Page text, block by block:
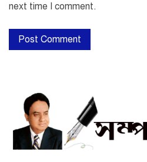
next time I comment.